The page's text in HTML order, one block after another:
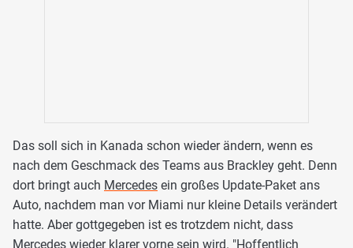
Das soll sich in Kanada schon wieder ändern, wenn es
nach dem Geschmack des Teams aus Brackley geht. Denn
dort bringt auch Mercedes ein großes Update-Paket ans
Auto, nachdem man vor Miami nur kleine Details verändert
hatte. Aber gottgegeben ist es trotzdem nicht, dass
Mercedes wieder klarer vorne sein wird. "Hoffentlich